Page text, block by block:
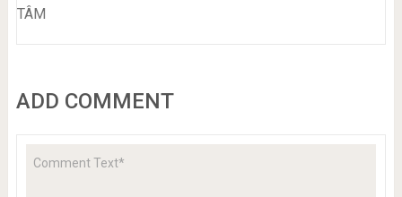
TÂM
ADD COMMENT